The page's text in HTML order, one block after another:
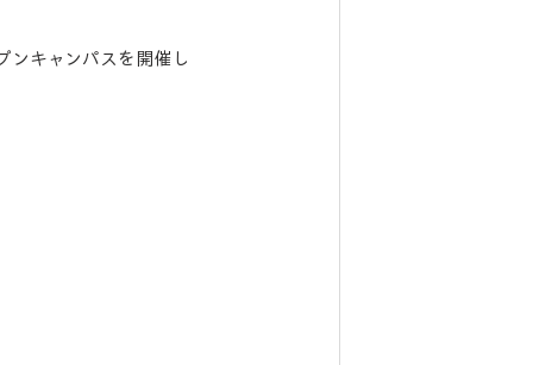
ンキャンパスを開催し